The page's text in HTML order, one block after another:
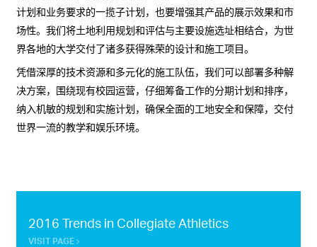
计划和业务要求的一揽子计划，也要增强其产品的展示效果和市
场性。我们将土地利用规划和评估与主要设施选址相结合，为世
界各地的大学交付了诸多获得殊荣的设计和施工项目。
凭借深厚的技术资源和多元化的施工队伍，我们可以部署多种解
决方案，围绕现有校园运营，仔细筹备工作的分期计划和排序，
纳入机敏的规划和实施计划，确保全面的工地安全和保障，交付
世界一流的教学和娱乐环境。
2016 Trends in Collegiate Athletics
VISIT PAGE